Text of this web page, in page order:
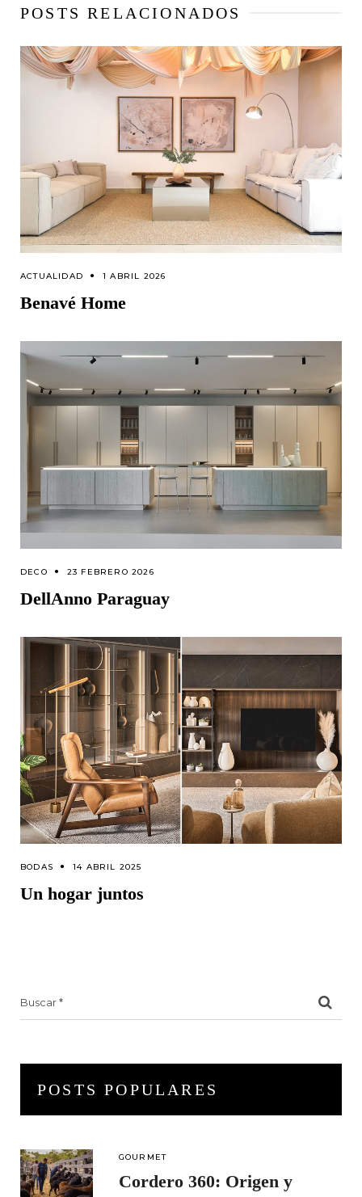
POSTS RELACIONADOS
ACTUALIDAD 1 ABRIL 2026
Benavé Home
DECO 23 FEBRERO 2026
DellAnno Paraguay
BODAS 14 ABRIL 2025
Un hogar juntos
POSTS POPULARES
GOURMET
Cordero 360: Origen y